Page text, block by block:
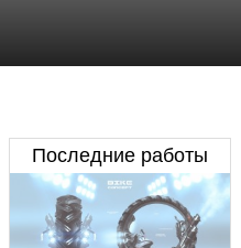
Последние работы